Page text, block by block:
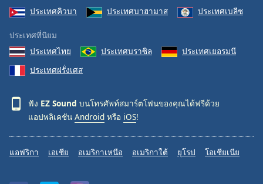
Dialog
dialog
window.
ประเทศคิวบา
ประเทศบาฮามาส ประเทศเบลีซ
ประเทศที่นิยม
ประเทศไทย
ประเทศบราซิล
ประเทศเยอรมนี
ประเทศฝรั่งเศส
ฟัง EZ Sound บนโทรศัพท์สมาร์ตโฟนของคุณได้ฟรีด้วย
แอปพลิเคชัน Android หรือ iOS!
แอฟริกา เอเชีย อเมริกาเหนือ อเมริกาใต้ ยุโรป โอเชียเนีย